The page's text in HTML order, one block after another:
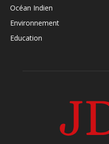
Océan Indien
Environnement
Education